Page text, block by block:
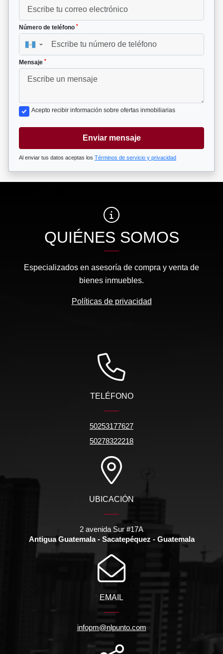
Número de teléfono *
▼
Mensaje *
Acepto recibir información sobre ofertas inmobiliarias
Enviar mensaje
Al enviar tus datos aceptas los Términos de servicio y privacidad
QUIÉNES SOMOS
Especializados en asesoría de compra y venta de
bienes inmuebles.
Políticas de privacidad
TELÉFONO
50253177627
50278322218
UBICACIÓN
2 avenida Sur #17A
Antigua Guatemala - Sacatepéquez - Guatemala
EMAIL
infopm@nlpunto.com